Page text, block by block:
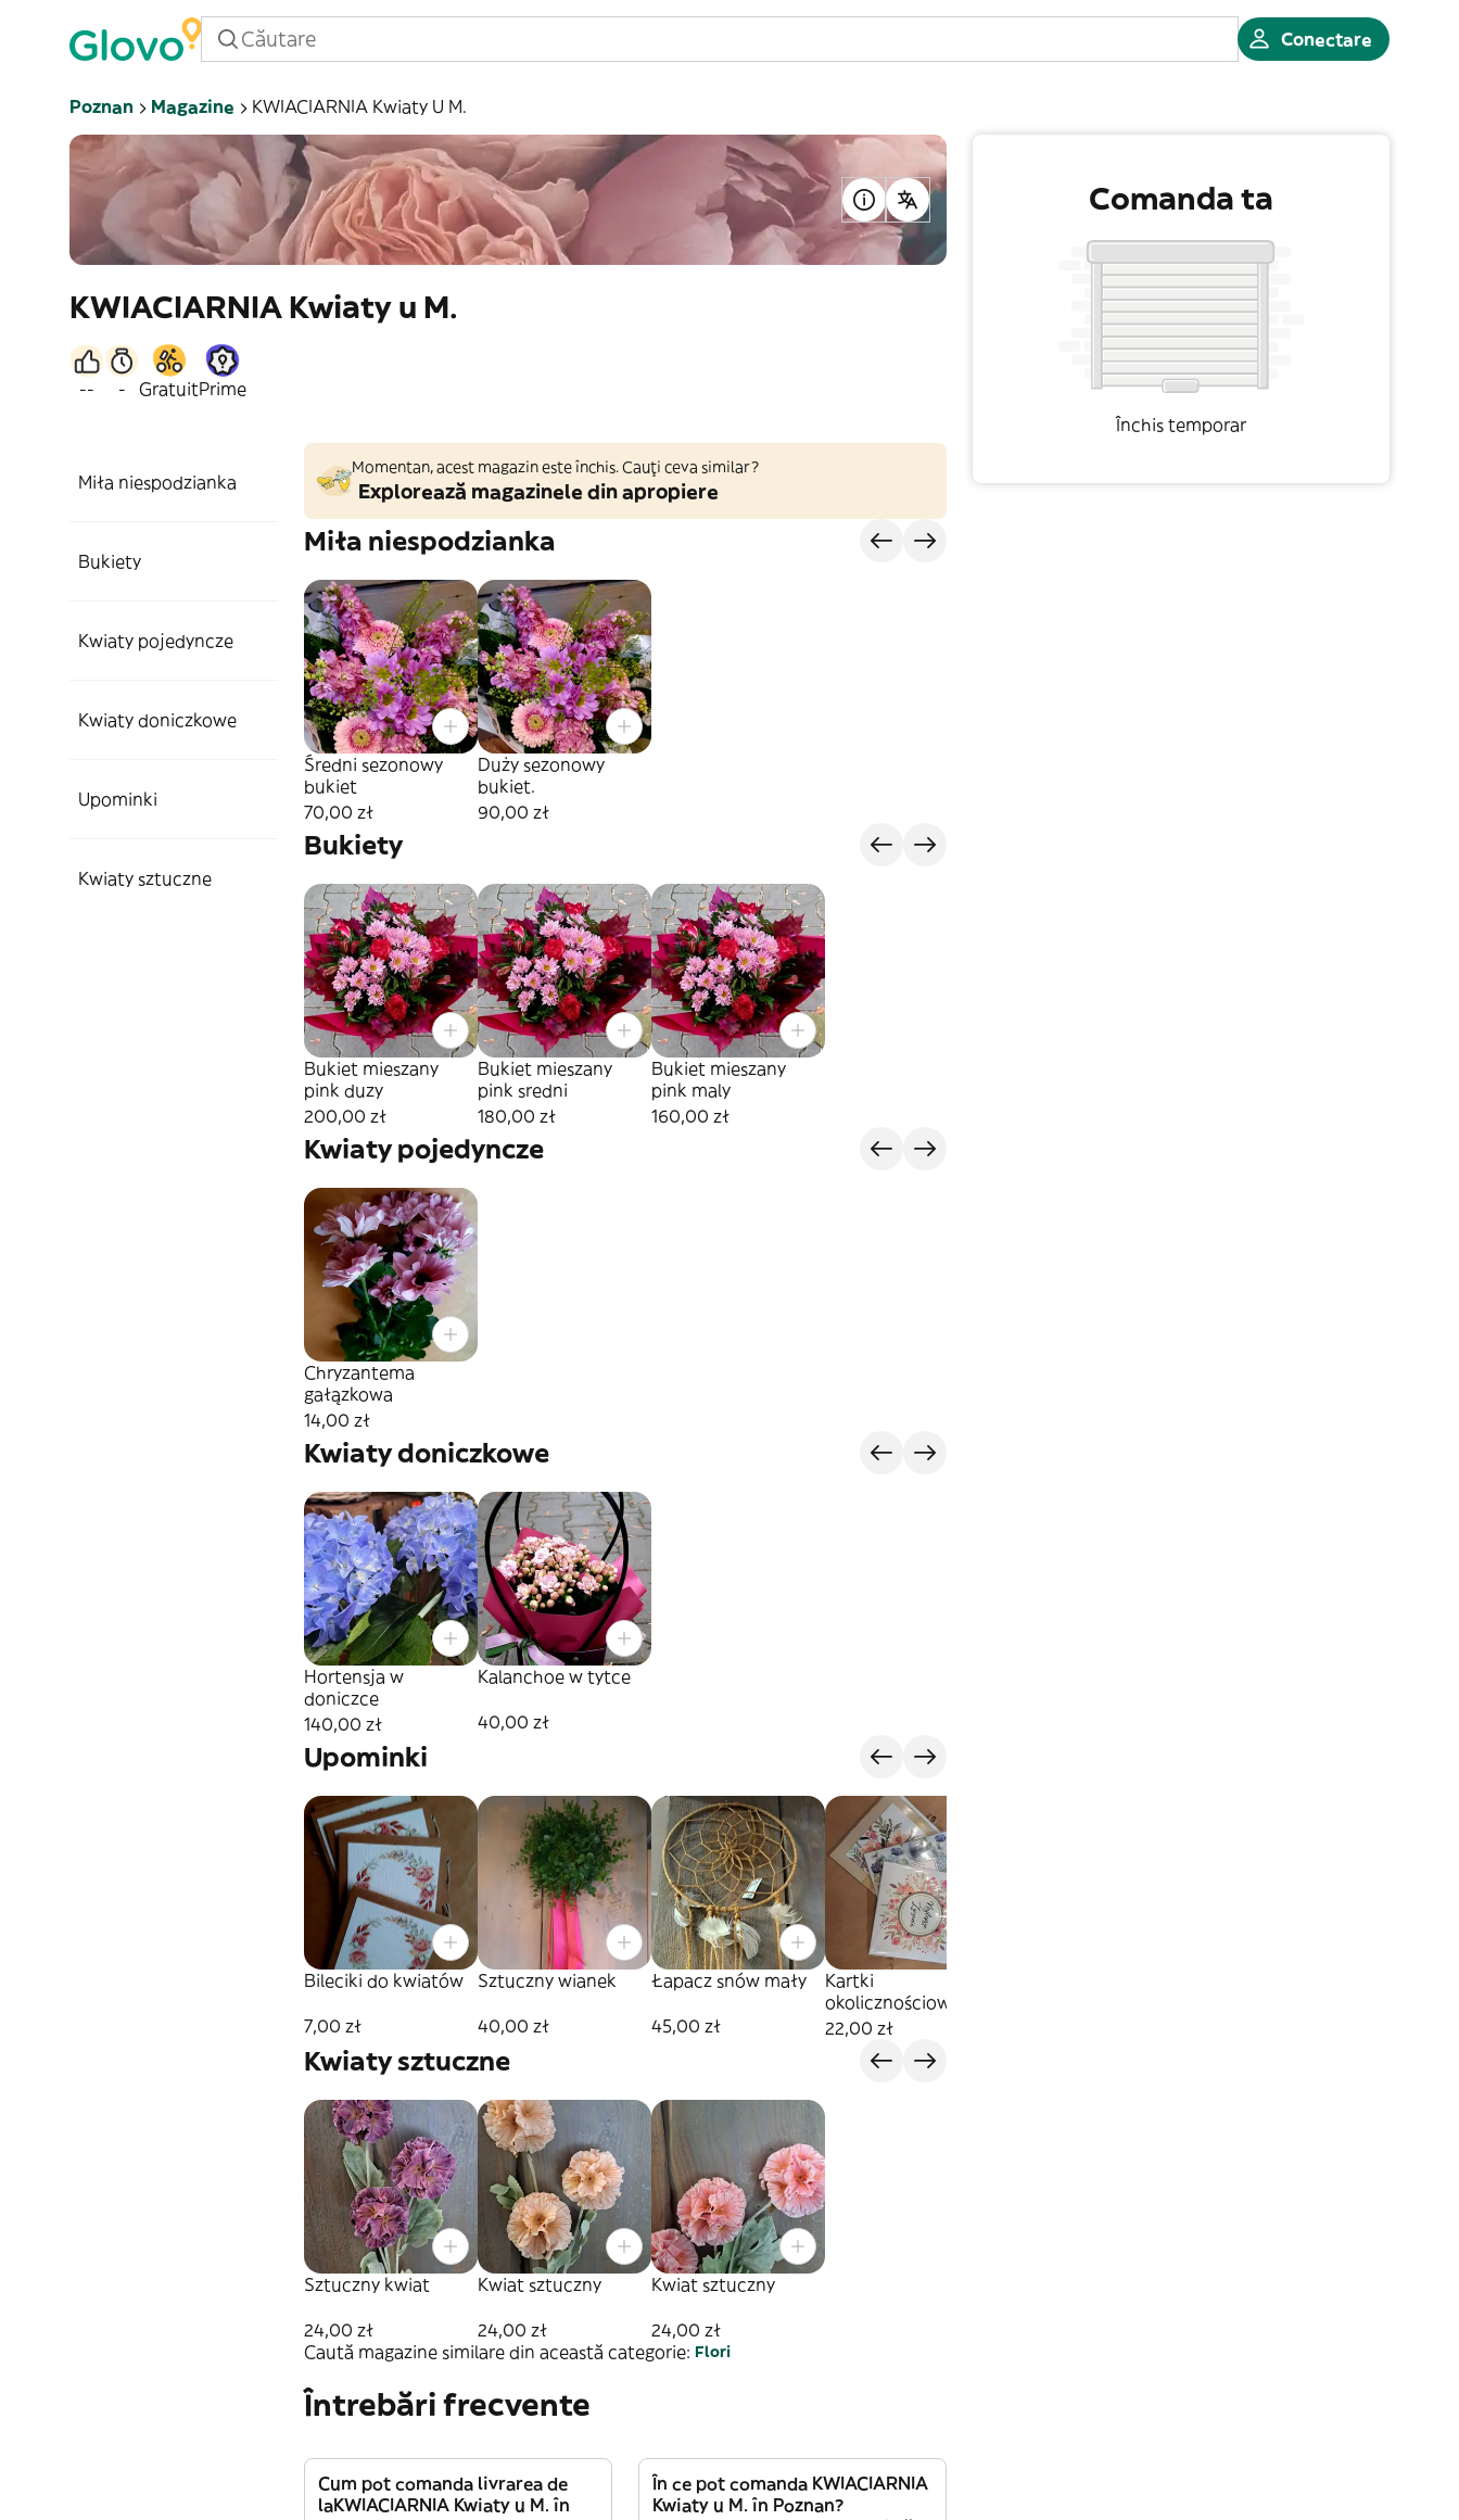
Conectare
Poznan Magazine KWIACIARNIA Kwiaty U M.
KWIACIARNIA Kwiaty u M.
-- - GratuitPrime
Miła niespodzianka
Bukiety
Kwiaty pojedyncze
Kwiaty doniczkowe
Upominki
Kwiaty sztuczne
Momentan, acest magazin este închis. Cauți ceva similar?
Explorează magazinele din apropiere
Miła niespodzianka
Średni sezonowy
bukiet
70,00 zł
Duży sezonowy
bukiet.
90,00 zł
Bukiety
Bukiet mieszany
pink duzy
200,00 zł
Bukiet mieszany
pink sredni
180,00 zł
Bukiet mieszany
pink maly
160,00 zł
Kwiaty pojedyncze
Chryzantema
gałązkowa
14,00 zł
Kwiaty doniczkowe
Hortensja w
doniczce
140,00 zł
Kalanchoe w tytce
40,00 zł
Upominki
Bileciki do kwiatów
7,00 zł
Sztuczny wianek
40,00 zł
Łapacz snów mały
45,00 zł
Kartki
okolicznościowe
22,00 zł
Kwiaty sztuczne
Sztuczny kwiat
24,00 zł
Kwiat sztuczny
24,00 zł
Kwiat sztuczny
24,00 zł
Caută magazine similare din această categorie: Flori
Întrebări frecvente
Cum pot comanda livrarea de
laKWIACIARNIA Kwiaty u M. în
În ce pot comanda KWIACIARNIA
Kwiaty u M. în Poznan?
Comanda ta
Închis temporar